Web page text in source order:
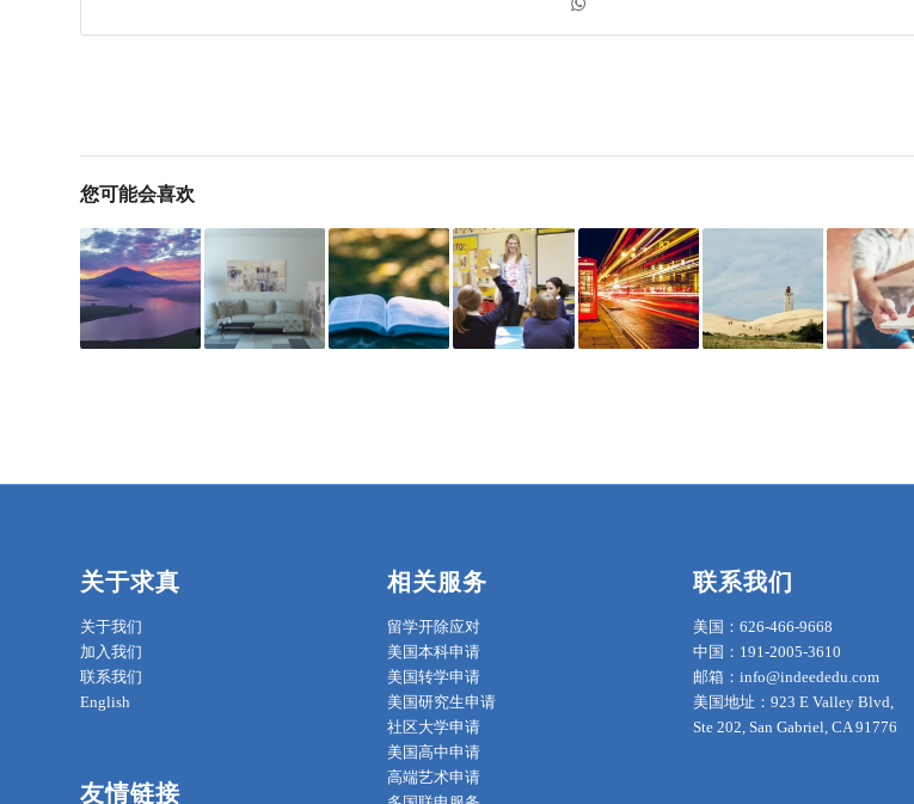
您可能会喜欢
关于求真
关于我们
加入我们
联系我们
English
友情链接
相关服务
留学开除应对
美国本科申请
美国转学申请
美国研究生申请
社区大学申请
美国高中申请
高端艺术申请
联系我们
美国：626-466-9668
中国：191-2005-3610
邮箱：info@indeededu.com
美国地址：923 E Valley Blvd,
Ste 202, San Gabriel, CA 91776